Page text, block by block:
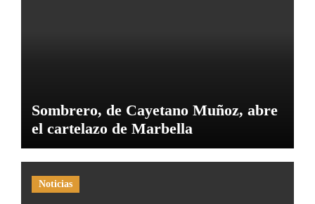
Sombrero, de Cayetano Muñoz, abre
el cartelazo de Marbella
Noticias